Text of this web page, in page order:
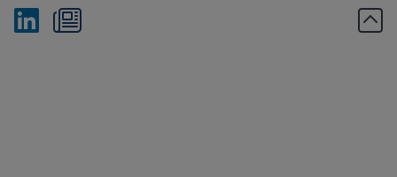
Bei Linkedin folgen
Zum Newsletter anmelden